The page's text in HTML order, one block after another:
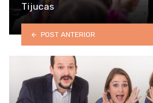
Tijucas
POST ANTERIOR